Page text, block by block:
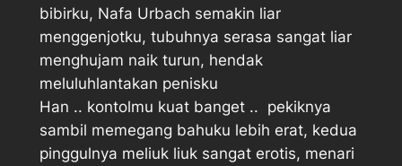
bibirku, Nafa Urbach semakin liar
menggenjotku, tubuhnya serasa sangat liar
menghujam naik turun, hendak
meluluhlantakan penisku
Han .. kontolmu kuat banget ..  pekiknya
sambil memegang bahuku lebih erat, kedua
pinggulnya meliuk liuk sangat erotis, menari